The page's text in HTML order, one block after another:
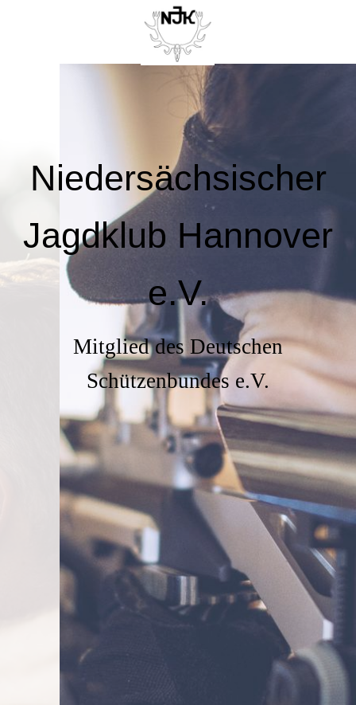
Niedersächsischer
Jagdklub Hannover
e.V.
Mitglied des Deutschen
Schützenbundes e.V.